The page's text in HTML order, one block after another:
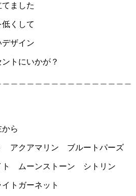
ました
くして
ザイン
トにいかが？
から
アクアマリン ブルートパーズ
ト ムーンストーン シトリン
トガーネット